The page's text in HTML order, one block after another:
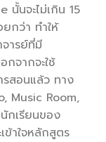
นั้นจะไม่เกิน 15
กว่า ทำให้
ารย์ที่มี
จากจะใช้
สอนแล้ว ทาง
Music Room,
กเรียนของ
ข้าใจหลักสูตร